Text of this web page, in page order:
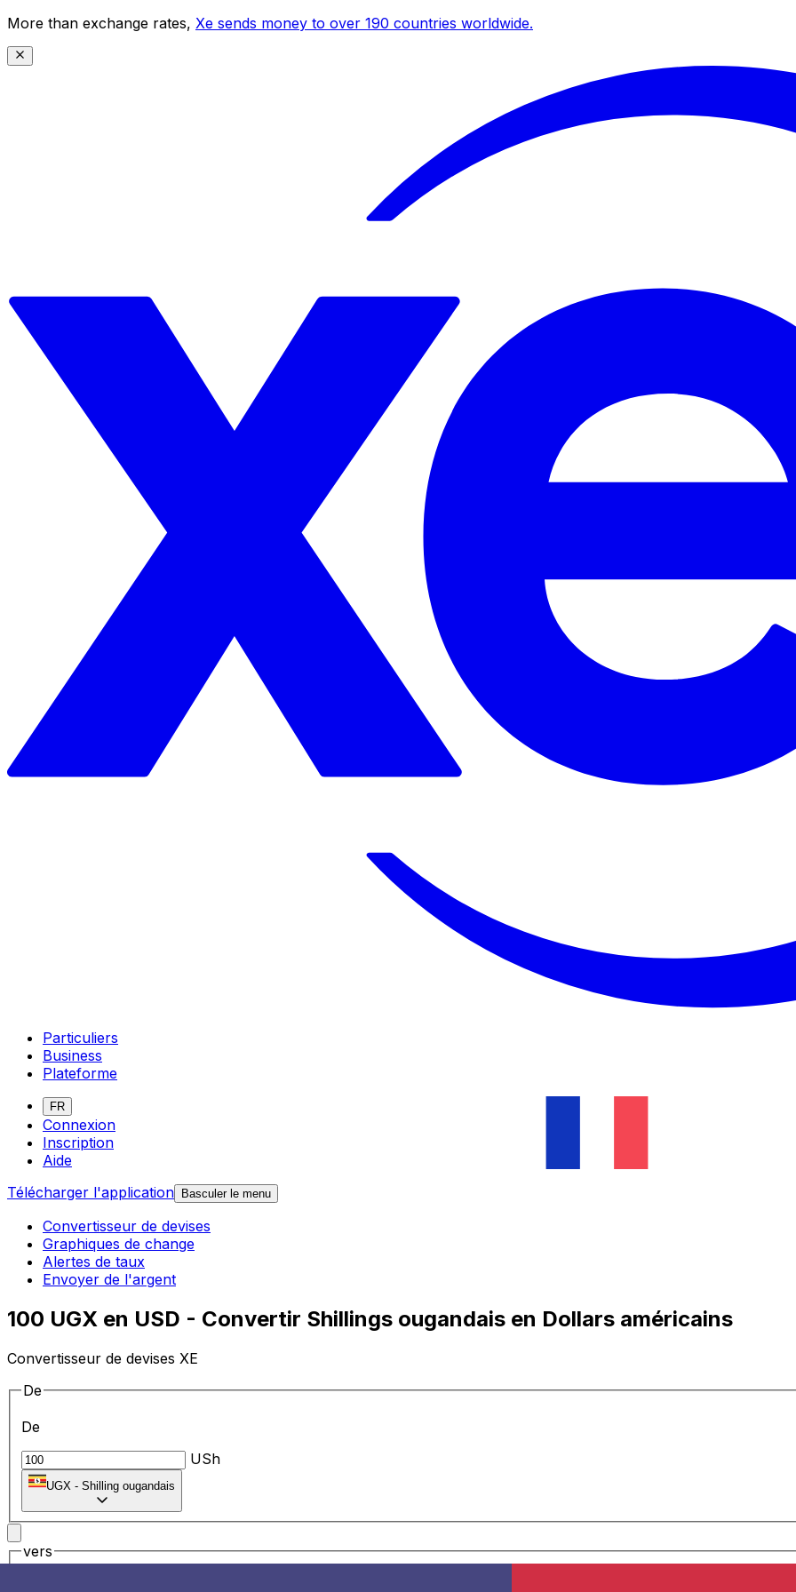
More than exchange rates, Xe sends money to over 190 countries worldwide.
Particuliers
Business
Plateforme
FR
Connexion
Inscription
Aide
Télécharger l'application
Basculer le menu
Convertisseur de devises
Graphiques de change
Alertes de taux
Envoyer de l'argent
100 UGX en USD - Convertir Shillings ougandais en Dollars américains
Convertisseur de devises XE
De
De
USh
UGX - Shilling ougandais
vers